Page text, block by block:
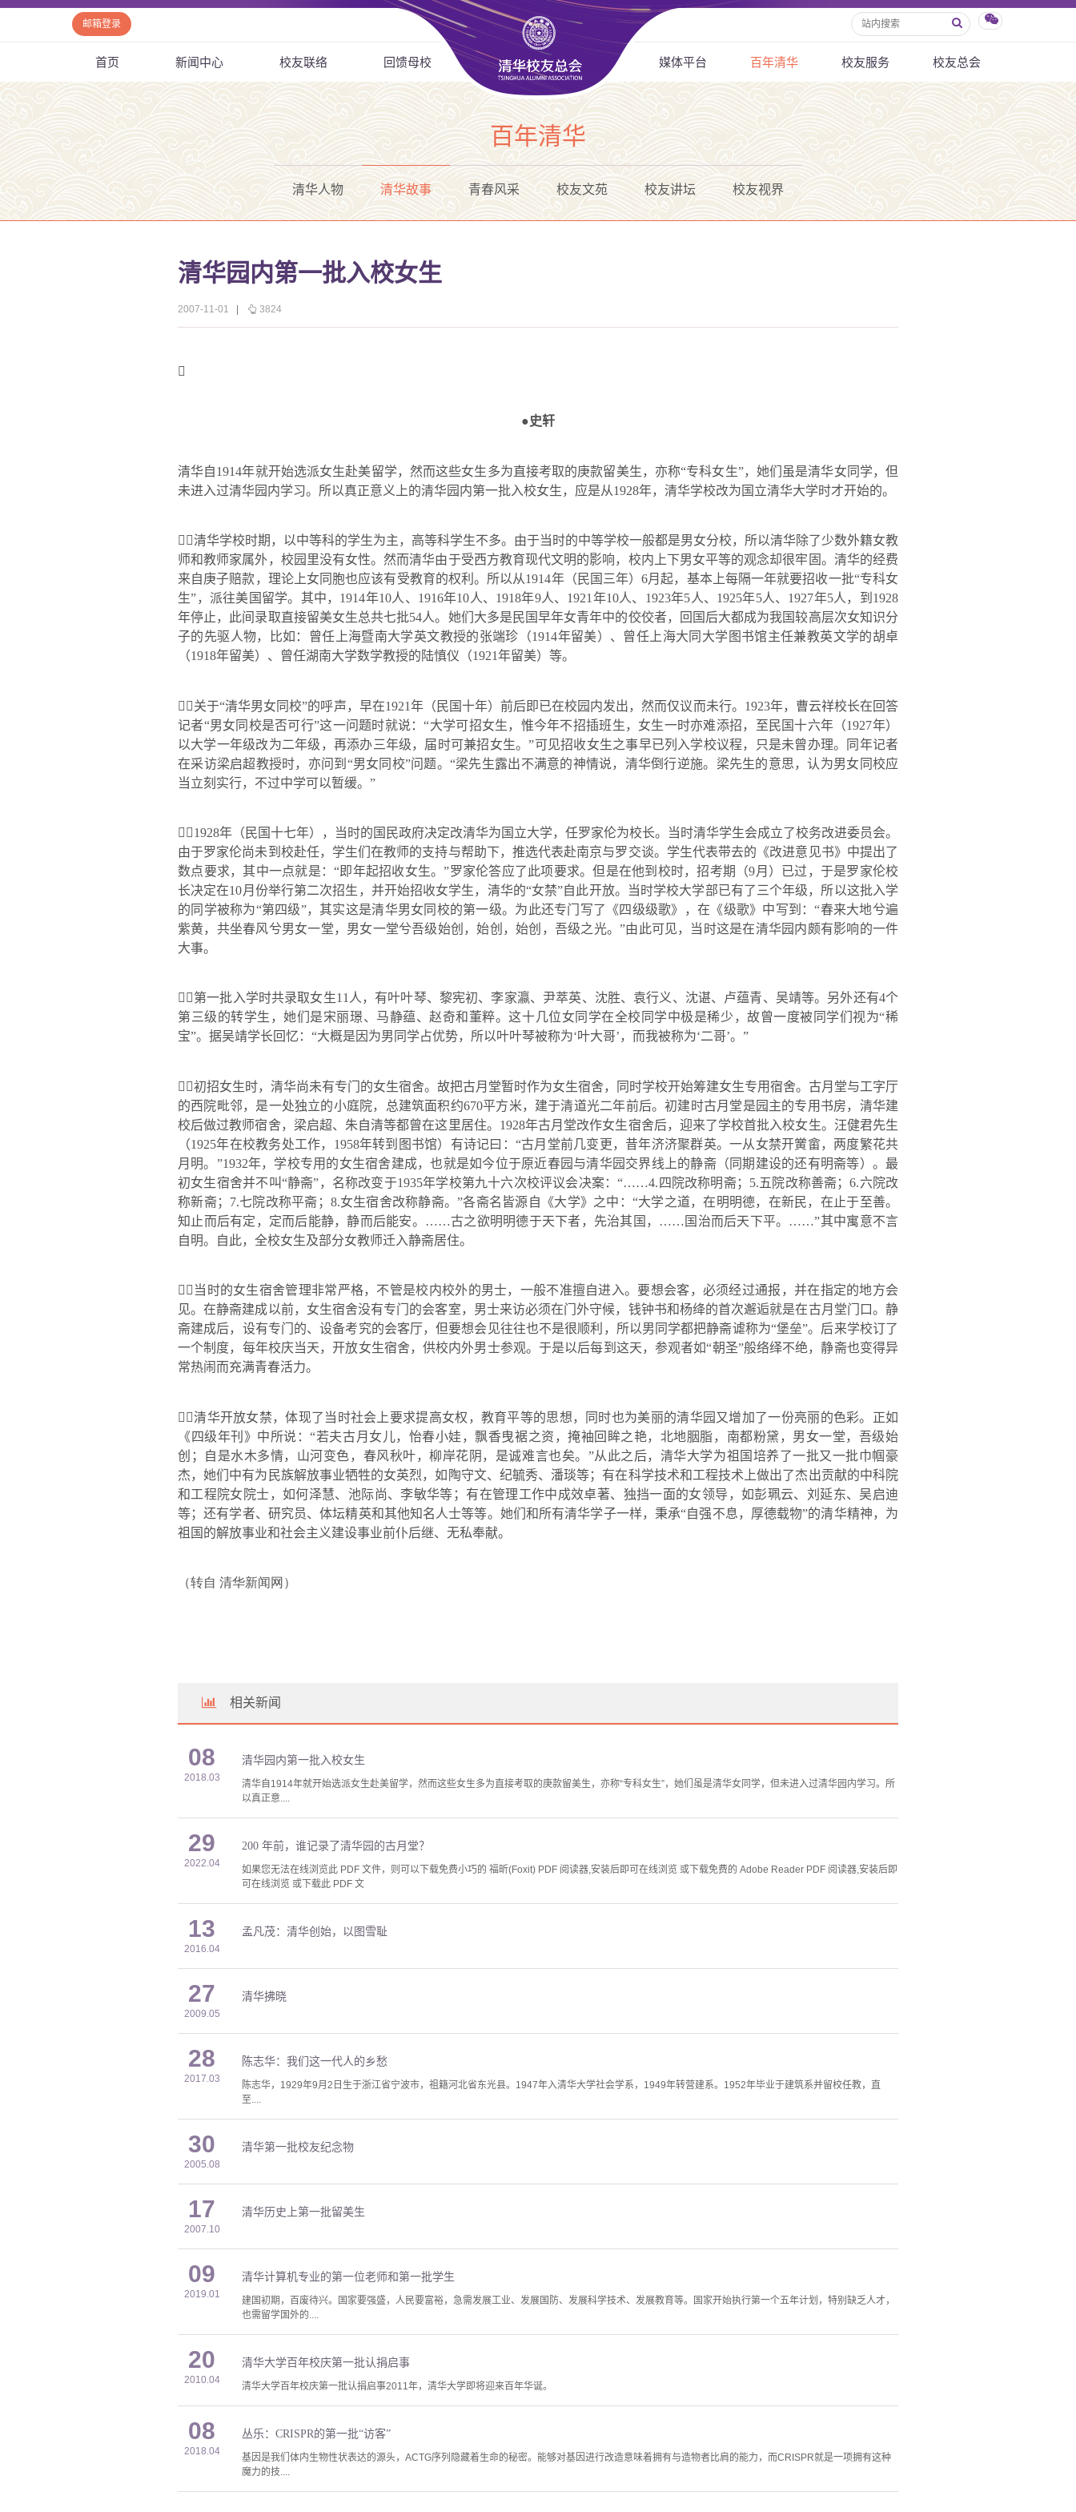
邮箱登录
首页 新闻中心 校友联络 回馈母校 媒体平台 百年清华 校友服务 校友总会
百年清华
清华人物 清华故事 青春风采 校友文苑 校友讲坛 校友视界
清华园内第一批入校女生
2007-11-01 3824

●史轩
清华自1914年就开始选派女生赴美留学，然而这些女生多为直接考取的庚款留美生，亦称“专科女生”，她们虽是清华女同学，但
未进入过清华园内学习。所以真正意义上的清华园内第一批入校女生，应是从1928年，清华学校改为国立清华大学时才开始的。
清华学校时期，以中等科的学生为主，高等科学生不多。由于当时的中等学校一般都是男女分校，所以清华除了少数外籍女教
师和教师家属外，校园里没有女性。然而清华由于受西方教育现代文明的影响，校内上下男女平等的观念却很牢固。清华的经费
来自庚子赔款，理论上女同胞也应该有受教育的权利。所以从1914年（民国三年）6月起，基本上每隔一年就要招收一批“专科女
生”，派往美国留学。其中， 1914年10人、 1916年10人、 1918年9人、 1921 年10人、 1923年5人、 1925年5人、 1927年5人，到 1928
年停止，此间录取直接留美女生总共七批54人。她们大多是民国早年女青年中的佼佼者，回国后大都成为我国较高层次女知识分
子的先驱人物，比如：曾任上海暨南大学英文教授的张端珍（1914年留美）、曾任上海大同大学图书馆主任兼教英文学的胡卓
（1918年留美）、曾任湖南大学数学教授的陆慎仪（1921年留美）等。
关于“清华男女同校”的呼声，早在1921年（民国十年）前后即已在校园内发出，然而仅议而未行。 1923年，曹云祥校长在回答
记者“男女同校是否可行”这一问题时就说：“大学可招女生，惟今年不招插班生，女生一时亦难添招，至民国十六年（1927年）
以大学一年级改为二年级，再添办三年级，届时可兼招女生。”可见招收女生之事早已列入学校议程，只是未曾办理。同年记者
在采访梁启超教授时，亦问到 “男女同校”问题。 “梁先生露出不满意的神情说，清华倒行逆施。 梁先生的意思，认为男女同校应
当立刻实行，不过中学可以暂缓。 ”
1928年（民国十七年），当时的国民政府决定改清华为国立大学，任罗家伦为校长。当时清华学生会成立了校务改进委员会。
由于罗家伦尚未到校赴任，学生们在教师的支持与帮助下，推选代表赴南京与罗交谈。学生代表带去的《改进意见书》中提出了
数点要求，其中一点就是： “即年起招收女生。”罗家伦答应了此项要求。但是在他到校时，招考期（9月）已过，于是罗家伦校
长决定在10月份举行第二次招生，并开始招收女学生，清华的“女禁”自此开放。当时学校大学部已有了三个年级，所以这批入学
的同学被称为“第四级”，其实这是清华男女同校的第一级。为此还专门写了《四级级歌》，在《级歌》中写到：“春来大地兮遍
紫黄，共坐春风兮男女一堂，男女一堂兮吾级始创，始创，始创，吾级之光。”由此可见，当时这是在清华园内颇有影响的一件
大事。
第一批入学时共录取女生11 人，有叶叶琴、黎宪初、李家瀛、尹萃英、沈胜、袁行义、沈谌、卢蕴青、吴靖等。另外还有4个
第三级的转学生，她们是宋丽璟、马静蕴、赵奇和董粹。这十几位女同学在全校同学中极是稀少，故曾一度被同学们视为“稀
宝”。据吴靖学长回忆： “大概是因为男同学占优势，所以叶叶琴被称为‘叶大哥’，而我被称为‘二哥’。 ”
初招女生时，清华尚未有专门的女生宿舍。故把古月堂暂时作为女生宿舍，同时学校开始筹建女生专用宿舍。古月堂与工字厅
的西院毗邻，是一处独立的小庭院，总建筑面积约670平方米，建于清道光二年前后。初建时古月堂是园主的专用书房，清华建
校后做过教师宿舍，梁启超、朱自清等都曾在这里居住。 1928年古月堂改作女生宿舍后，迎来了学校首批入校女生。 汪健君先生
（1925年在校教务处工作， 1958年转到图书馆）有诗记曰： “古月堂前几变更，昔年济济聚群英。一从女禁开黉畲，两度繁花共
月明。 ”1932年，学校专用的女生宿舍建成，也就是如今位于原近春园与清华园交界线上的静斋（同期建设的还有明斋等）。最
初女生宿舍并不叫“静斋”，名称改变于1935年学校第九十六次校评议会决案：“……4. 四院改称明斋； 5.五院改称善斋；6.六院改
称新斋； 7.七院改称平斋； 8.女生宿舍改称静斋。”各斋名皆源自《大学》之中： “大学之道，在明明德，在新民，在止于至善。
知止而后有定，定而后能静，静而后能安。 ……古之欲明明德于天下者，先治其国， …… 国治而后天下平。 ……”其中寓意不言
自明。自此，全校女生及部分女教师迁入静斋居住。
当时的女生宿舍管理非常严格，不管是校内校外的男士，一般不准擅自进入。要想会客，必须经过通报，并在指定的地方会
见。在静斋建成以前，女生宿舍没有专门的会客室，男士来访必须在门外守候，钱钟书和杨绛的首次邂逅就是在古月堂门口。静
斋建成后，设有专门的、设备考究的会客厅，但要想会见往往也不是很顺利，所以男同学都把静斋谑称为“堡垒”。后来学校订了
一个制度，每年校庆当天，开放女生宿舍，供校内外男士参观。于是以后每到这天，参观者如“朝圣”般络绎不绝，静斋也变得异
常热闹而充满青春活力。
清华开放女禁，体现了当时社会上要求提高女权，教育平等的思想，同时也为美丽的清华园又增加了一份亮丽的色彩。正如
《四级年刊》中所说：“若夫古月女儿，怡春小娃，飘香曳裾之资，掩袖回眸之艳，北地胭脂，南都粉黛，男女一堂，吾级始
创；自是水木多情，山河变色，春风秋叶，柳岸花阴，是诚难言也矣。 ”从此之后，清华大学为祖国培养了一批又一批巾帼豪
杰，她们中有为民族解放事业牺牲的女英烈，如陶守文、纪毓秀、潘琰等；有在科学技术和工程技术上做出了杰出贡献的中科院
和工程院女院士，如何泽慧、池际尚、李敏华等；有在管理工作中成效卓著、独挡一面的女领导，如彭珮云、刘延东、吴启迪
等；还有学者、研究员、体坛精英和其他知名人士等等。她们和所有清华学子一样，秉承“自强不息，厚德载物”的清华精神，为
祖国的解放事业和社会主义建设事业前仆后继、无私奉献。
（转自 清华新闻网）
相关新闻
08
2018.03
清华园内第一批入校女生
清华自1914年就开始选派女生赴美留学，然而这些女生多为直接考取的庚款留美生，亦称“专科女生”，她们虽是清华女同学，但未进入过清华园内学习。所
以真正意....
29
2022.04
200 年前，谁记录了清华园的古月堂？
如果您无法在线浏览此 PDF 文件，则可以下载免费小巧的 福昕(Foxit) PDF 阅读器,安装后即可在线浏览 或下载免费的 Adobe Reader PDF 阅读器,安装后即
可在线浏览 或下载此 PDF 文
13
2016.04
孟凡茂：清华创始，以图雪耻
27
2009.05
清华拂晓
28
2017.03
陈志华：我们这一代人的乡愁
陈志华，1929年9月2日生于浙江省宁波市，祖籍河北省东光县。1947年入清华大学社会学系，1949年转营建系。1952年毕业于建筑系并留校任教，直
至....
30
2005.08
清华第一批校友纪念物
17
2007.10
清华历史上第一批留美生
09
2019.01
清华计算机专业的第一位老师和第一批学生
建国初期，百废待兴。国家要强盛，人民要富裕，急需发展工业、发展国防、发展科学技术、发展教育等。国家开始执行第一个五年计划，特别缺乏人才，
也需留学国外的....
20
2010.04
清华大学百年校庆第一批认捐启事
清华大学百年校庆第一批认捐启事2011年，清华大学即将迎来百年华诞。
08
2018.04
丛乐：CRISPR的第一批“访客”
基因是我们体内生物性状表达的源头，ACTG序列隐藏着生命的秘密。能够对基因进行改造意味着拥有与造物者比肩的能力，而CRISPR就是一项拥有这种
魔力的技....